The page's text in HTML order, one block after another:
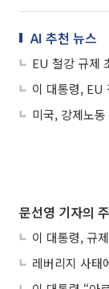
AI 추천 뉴스
문선영 기자의
레버리지 사태